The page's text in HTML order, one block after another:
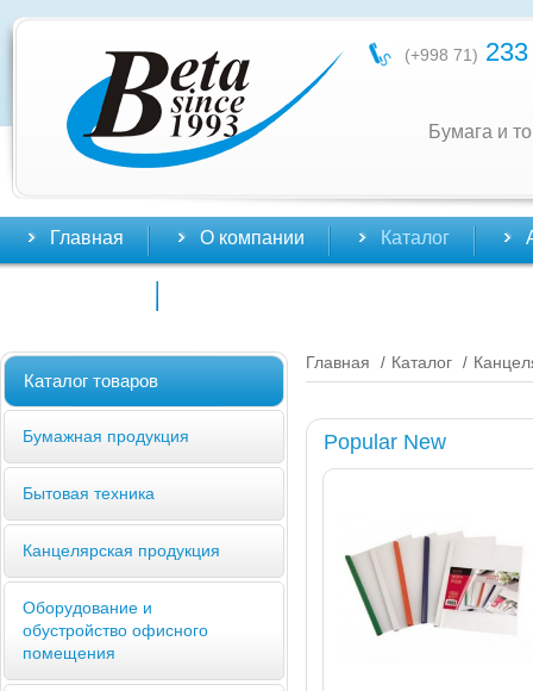
(+998 71)
Бумага и
Главная О компании Каталог
Каталог товаров
Бумажная продукция
Бытовая техника
Канцелярская продукция
Оборудование и
обустройство офисного
помещения
Главная / Каталог /
Popular New